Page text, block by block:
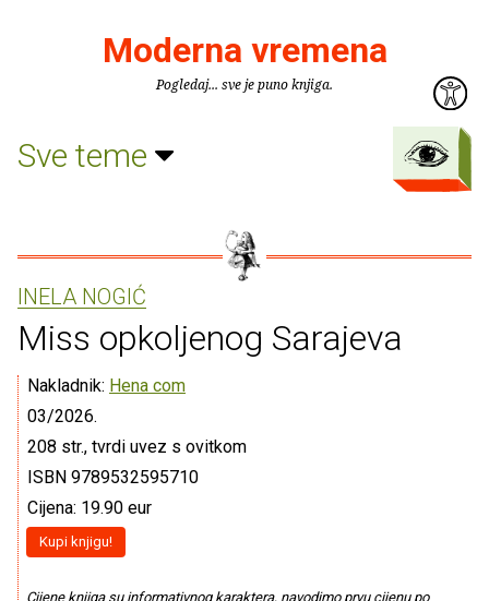
Moderna vremena
Pogledaj... sve je puno knjiga.
Sve teme
INELA NOGIĆ
Miss opkoljenog Sarajeva
Nakladnik: Hena com
03/2026.
208 str., tvrdi uvez s ovitkom
ISBN 9789532595710
Cijena: 19.90 eur
Kupi knjigu!
Cijene knjiga su informativnog karaktera, navodimo prvu cijenu po